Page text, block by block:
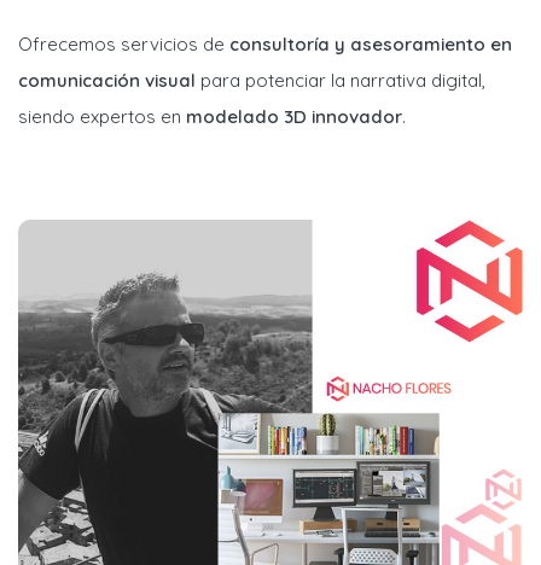
Ofrecemos servicios de consultoría y asesoramiento en
comunicación visual para potenciar la narrativa digital,
siendo expertos en modelado 3D innovador.